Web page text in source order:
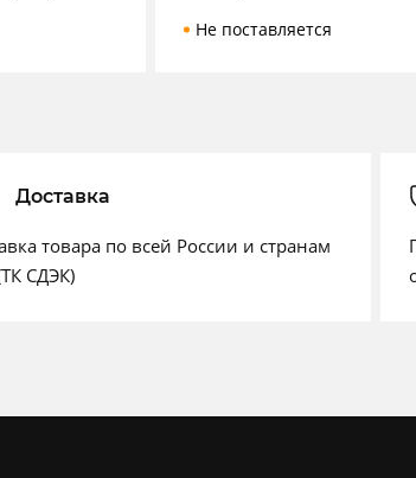
Не поставляется
Доставка
товара по всей России и странам
СДЭК)